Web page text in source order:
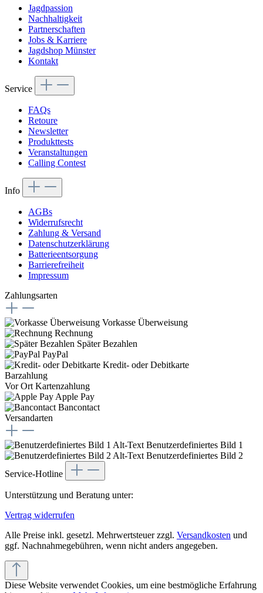
Jagdpassion
Nachhaltigkeit
Partnerschaften
Jobs & Karriere
Jagdshop Münster
Kontakt
Service
FAQs
Retoure
Newsletter
Produkttests
Veranstaltungen
Calling Contest
Info
AGBs
Widerrufsrecht
Zahlung & Versand
Datenschutzerklärung
Batterieentsorgung
Barrierefreiheit
Impressum
Zahlungsarten
Vorkasse Überweisung
Rechnung
Später Bezahlen
PayPal
Kredit- oder Debitkarte
Barzahlung
Vor Ort Kartenzahlung
Apple Pay
Bancontact
Versandarten
Benutzerdefiniertes Bild 1
Benutzerdefiniertes Bild 2
Service-Hotline
Unterstützung und Beratung unter:
Vertrag widerrufen
Alle Preise inkl. gesetzl. Mehrwertsteuer zzgl. Versandkosten und
ggf. Nachnahmegebühren, wenn nicht anders angegeben.
Diese Website verwendet Cookies, um eine bestmögliche Erfahrung